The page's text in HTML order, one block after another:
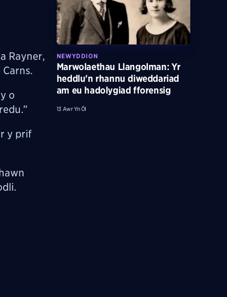
Rayner,
o
y prif
NEWYDDION
Marwolaethau Llangolman: Yr
heddlu'n rhannu diweddariad
am eu hadolygiad fforensig
13 Awr Yn Ôl